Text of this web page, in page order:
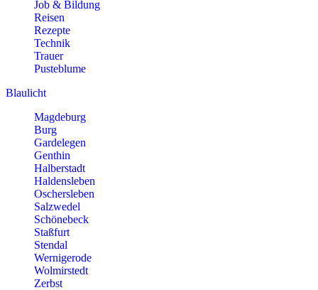
Job & Bildung
Reisen
Rezepte
Technik
Trauer
Pusteblume
Blaulicht
Magdeburg
Burg
Gardelegen
Genthin
Halberstadt
Haldensleben
Oschersleben
Salzwedel
Schönebeck
Staßfurt
Stendal
Wernigerode
Wolmirstedt
Zerbst